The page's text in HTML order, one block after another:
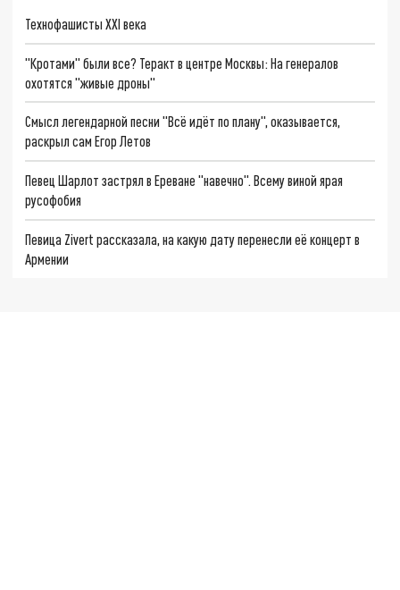
Технофашисты XXI века
"Кротами" были все? Теракт в центре Москвы: На генералов
охотятся "живые дроны"
Смысл легендарной песни "Всё идёт по плану", оказывается,
раскрыл сам Егор Летов
Певец Шарлот застрял в Ереване "навечно". Всему виной ярая
русофобия
Певица Zivert рассказала, на какую дату перенесли её концерт в
Армении